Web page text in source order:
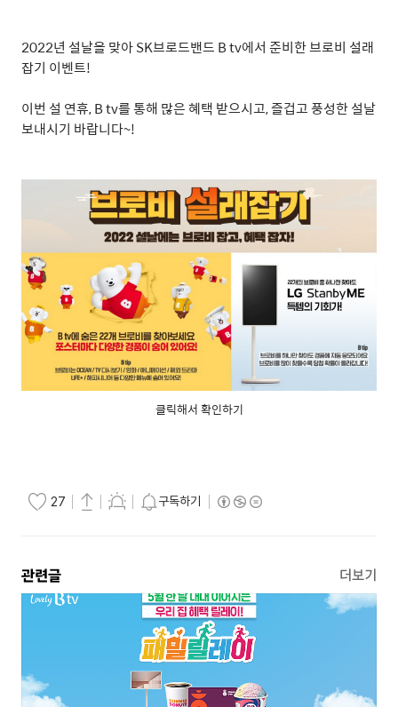
2022년 설날을 맞아SK브로드밴드 B tv에서 준비한 브로비 설래
잡기 이벤트!
이번 설 연휴, B tv를 통해 많은 혜택 받으시고,즐겁고 풍성한 설날
보내시기 바랍니다~!
클릭해서 확인하기
27 구독하기
관련글 더보기